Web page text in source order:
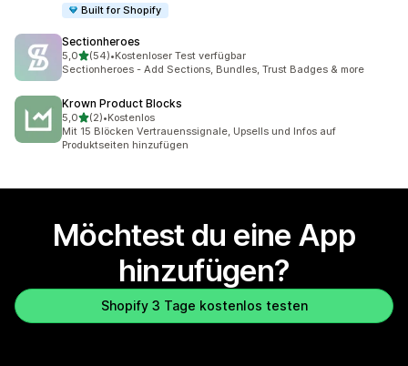
Built for Shopify
Sectionheroes
5,0von 5 Sternen
(54)
54 Rezensionen insgesamt
•Kostenloser Test verfügbar
Sectionheroes - Add Sections, Bundles, Trust Badges & more
Krown Product Blocks
5,0von 5 Sternen
(2)
2 Rezensionen insgesamt
•Kostenlos
Mit 15 Blöcken Vertrauenssignale, Upsells und Infos auf
Produktseiten hinzufügen
Möchtest du eine App
hinzufügen?
Shopify 3 Tage kostenlos testen